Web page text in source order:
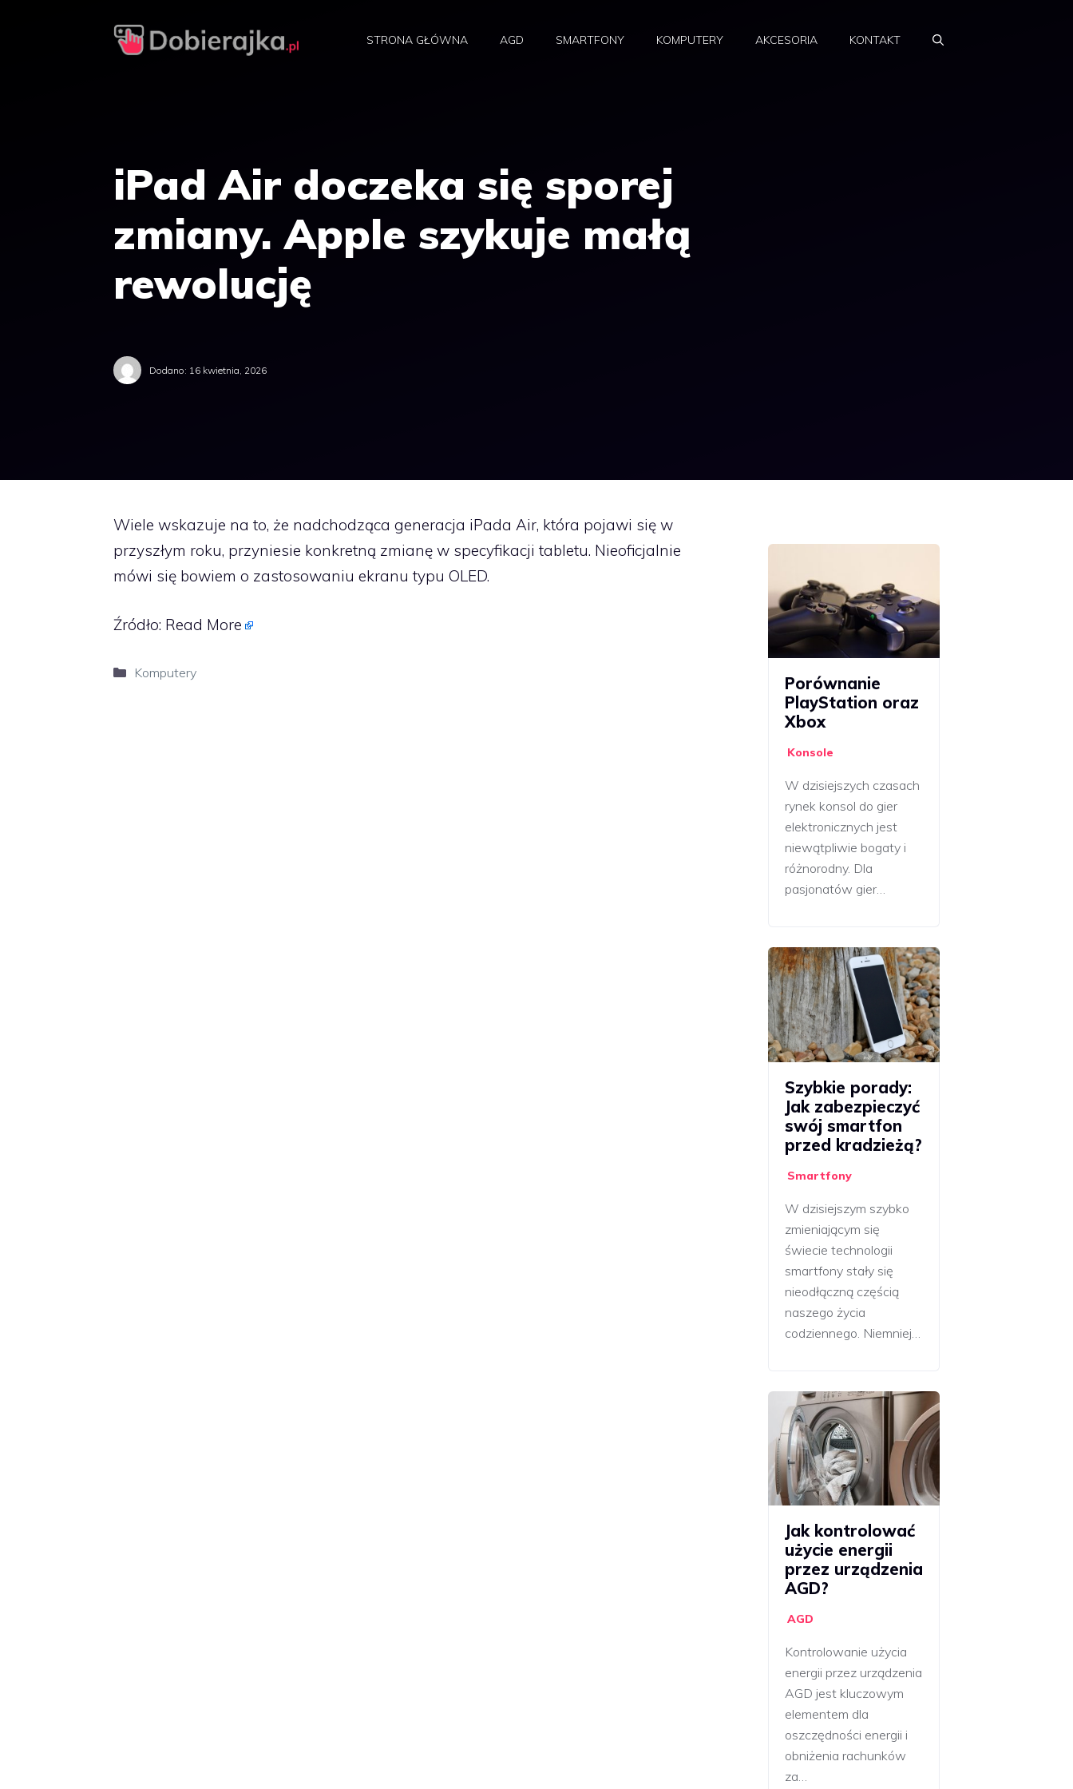
STRONA GŁÓWNA AGD SMARTFONY KOMPUTERY AKCESORIA KONTAKT
iPad Air doczeka się sporej
zmiany. Apple szykuje małą
rewolucję
Dodano: 16 kwietnia, 2026
Wiele wskazuje na to, że nadchodząca generacja iPada Air, która pojawi się w
przyszłym roku, przyniesie konkretną zmianę w specyfikacji tabletu. Nieoficjalnie
mówi się bowiem o zastosowaniu ekranu typu OLED.
Źródło: Read More
Kategorie
Komputery
Porównanie
PlayStation oraz
Xbox
Konsole
W dzisiejszych czasach
rynek konsol do gier
elektronicznych jest
niewątpliwie bogaty i
różnorodny. Dla
pasjonatów gier…
Szybkie porady:
Jak zabezpieczyć
swój smartfon
przed kradzieżą?
Smartfony
W dzisiejszym szybko
zmieniającym się
świecie technologii
smartfony stały się
nieodłączną częścią
naszego życia
codziennego. Niemniej…
Jak kontrolować
użycie energii
przez urządzenia
AGD?
AGD
Kontrolowanie użycia
energii przez urządzenia
AGD jest kluczowym
elementem dla
oszczędności energii i
obniżenia rachunków
za…